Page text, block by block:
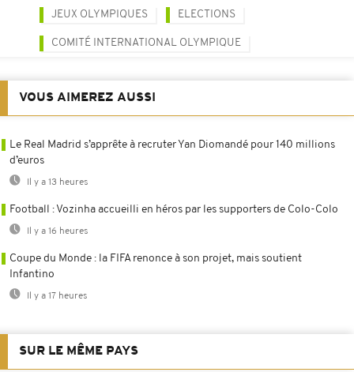
JEUX OLYMPIQUES ELECTIONS
COMITÉ INTERNATIONAL OLYMPIQUE
VOUS AIMEREZ AUSSI
Le Real Madrid s’apprête à recruter Yan Diomandé pour 140 millions
d’euros
Il y a 13 heures
Football : Vozinha accueilli en héros par les supporters de Colo-Colo
Il y a 16 heures
Coupe du Monde : la FIFA renonce à son projet, mais soutient
Infantino
Il y a 17 heures
SUR LE MÊME PAYS